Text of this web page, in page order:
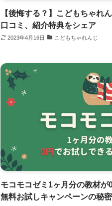
【後悔する？】こどもちゃれ
口コミ、紹介特典をシェア
2023年4月16日 こどもちゃれんじ
モコモコゼミ1ヶ月分の教材が
無料お試しキャンペーンの秘密